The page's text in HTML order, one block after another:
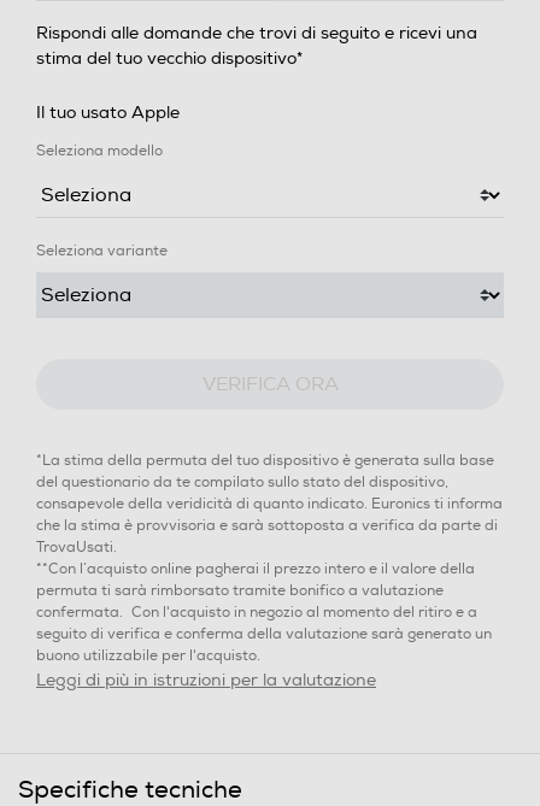
Rispondi alle domande che trovi di seguito e ricevi una
stima del tuo vecchio dispositivo*
Il tuo usato Apple
Seleziona modello
Seleziona variante
VERIFICA ORA
*La stima della permuta del tuo dispositivo è generata sulla base
del questionario da te compilato sullo stato del dispositivo,
consapevole della veridicità di quanto indicato. Euronics ti informa
che la stima è provvisoria e sarà sottoposta a verifica da parte di
TrovaUsati.
**Con l’acquisto online pagherai il prezzo intero e il valore della
permuta ti sarà rimborsato tramite bonifico a valutazione
confermata. Con l'acquisto in negozio al momento del ritiro e a
seguito di verifica e conferma della valutazione sarà generato un
buono utilizzabile per l'acquisto.
Leggi di più in istruzioni per la valutazione
Specifiche tecniche